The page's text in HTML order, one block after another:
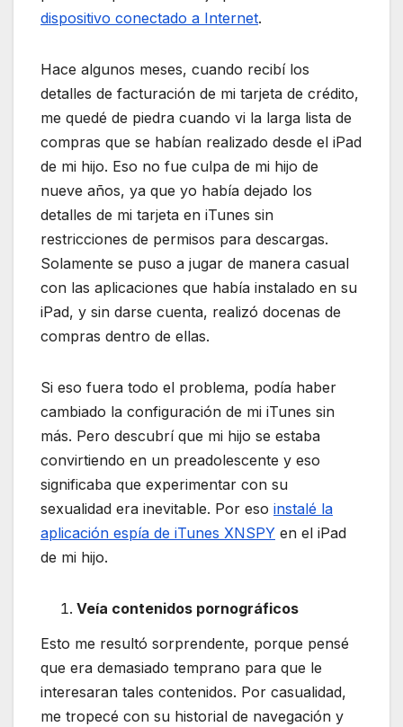
dispositivo conectado a Internet.
Hace algunos meses, cuando recibí los
detalles de facturación de mi tarjeta de crédito,
me quedé de piedra cuando vi la larga lista de
compras que se habían realizado desde el iPad
de mi hijo. Eso no fue culpa de mi hijo de
nueve años, ya que yo había dejado los
detalles de mi tarjeta en iTunes sin
restricciones de permisos para descargas.
Solamente se puso a jugar de manera casual
con las aplicaciones que había instalado en su
iPad, y sin darse cuenta, realizó docenas de
compras dentro de ellas.
Si eso fuera todo el problema, podía haber
cambiado la configuración de mi iTunes sin
más. Pero descubrí que mi hijo se estaba
convirtiendo en un preadolescente y eso
significaba que experimentar con su
sexualidad era inevitable. Por eso instalé la
aplicación espía de iTunes XNSPY en el iPad
de mi hijo.
Veía contenidos pornográficos
Esto me resultó sorprendente, porque pensé
que era demasiado temprano para que le
interesaran tales contenidos. Por casualidad,
me tropecé con su historial de navegación y